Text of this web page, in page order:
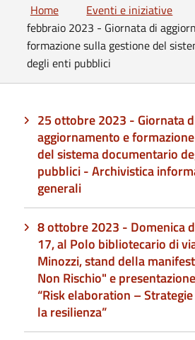
Home Eventi e iniziative
febbraio 2023 - Giornata di
formazione sulla gestione del
degli enti pubblici
25 ottobre 2023 - Giornata
aggiornamento e
del sistema documentario
pubblici - Archivistica
generali
8 ottobre 2023 - Domenica
17, al Polo bibliotecario di
Minozzi, stand della
Non Rischio" e
“Risk elaboration –
la resilienza”